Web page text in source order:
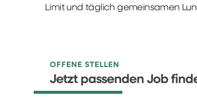
Limit und täglich gemeinsamen
OFFENE STELLEN
Jetzt passenden Job